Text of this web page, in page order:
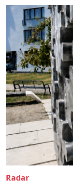
Radar